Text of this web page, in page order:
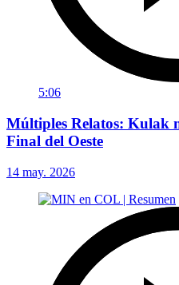
5:06
Múltiples Relatos: Kulak
Final del Oeste
14 may. 2026